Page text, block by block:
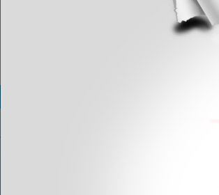
Với uy tín đã được khẳng định chúng tôi mong